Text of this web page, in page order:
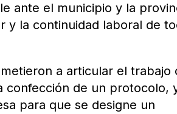
ante el municipio y la
y la continuidad laboral de
a articular el trabajo
confección de un protocolo,
para que se designe un